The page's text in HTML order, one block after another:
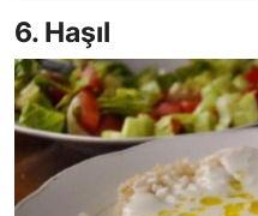
6. Haşıl